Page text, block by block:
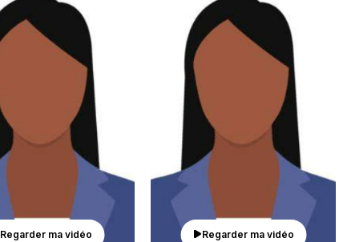
Regarder ma vidéo Regarder ma vidéo